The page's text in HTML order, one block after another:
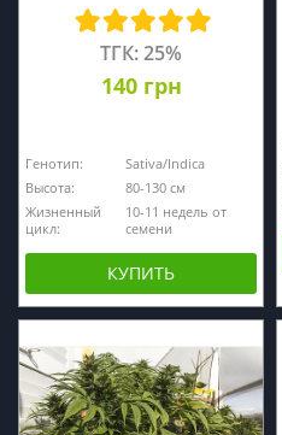
ТГК: 25%
140 грн
Генотип:
Sativa/Indica
Высота:
80-130 см
Жизненный
цикл:
10-11 недель от
семени
КУПИТЬ